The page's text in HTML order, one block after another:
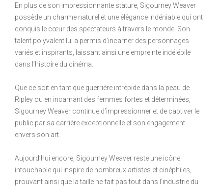
En plus de son impressionnante stature, Sigourney Weaver
possède un charme naturel et une élégance indéniable qui ont
conquis le cœur des spectateurs à travers le monde. Son
talent polyvalent lui a permis d’incarner des personnages
variés et inspirants, laissant ainsi une empreinte indélébile
dans l’histoire du cinéma.
Que ce soit en tant que guerrière intrépide dans la peau de
Ripley ou en incarnant des femmes fortes et déterminées,
Sigourney Weaver continue d’impressionner et de captiver le
public par sa carrière exceptionnelle et son engagement
envers son art.
Aujourd’hui encore, Sigourney Weaver reste une icône
intouchable qui inspire de nombreux artistes et cinéphiles,
prouvant ainsi que la taille ne fait pas tout dans l’industrie du